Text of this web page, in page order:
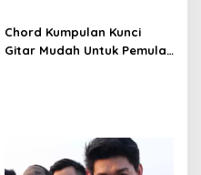
SKA)
Chord Kumpulan Kunci
Gitar Mudah Untuk Pemula